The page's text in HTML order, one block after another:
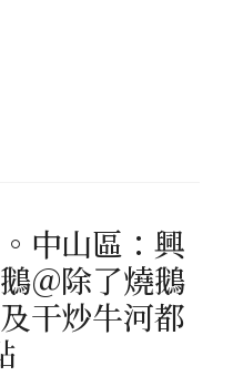
中山區：興
＠除了燒鵝
干炒牛河都